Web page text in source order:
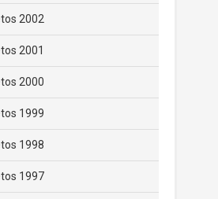
2002
2001
2000
1999
1998
1997